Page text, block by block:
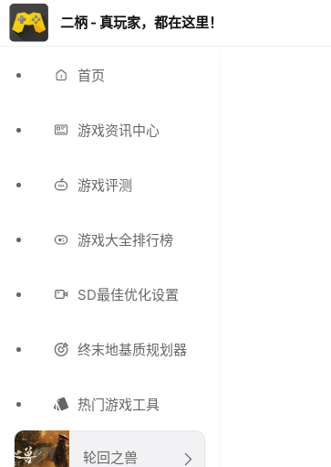
二柄 - 真玩家，都在这里！
首页
游戏资讯中心
游戏评测
游戏大全排行榜
SD最佳优化设置
终末地基质规划器
热门游戏工具
轮回之兽